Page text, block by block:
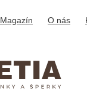
Magazín O nás